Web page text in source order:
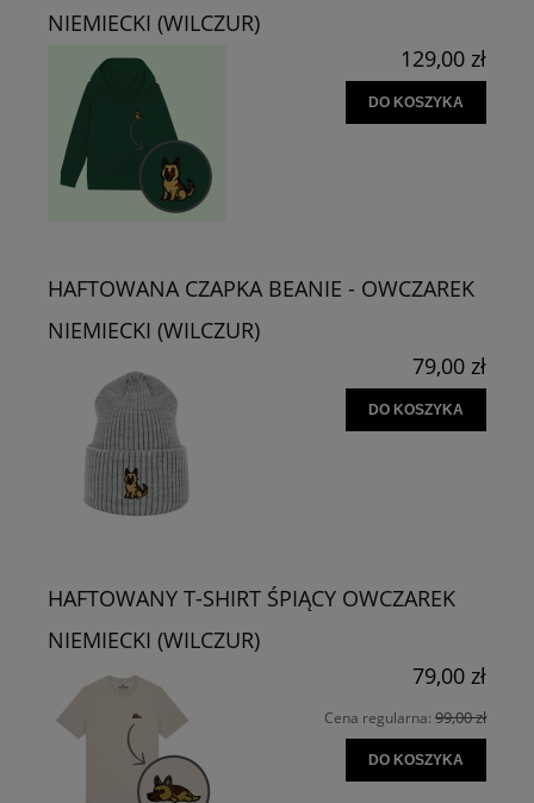
NIEMIECKI (WILCZUR)
129,00 zł
DO KOSZYKA
HAFTOWANA CZAPKA BEANIE - OWCZAREK
NIEMIECKI (WILCZUR)
79,00 zł
DO KOSZYKA
HAFTOWANY T-SHIRT ŚPIĄCY OWCZAREK
NIEMIECKI (WILCZUR)
79,00 zł
Cena regularna: 99,00 zł
DO KOSZYKA